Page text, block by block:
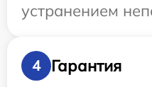
устранением
4
Гарантия